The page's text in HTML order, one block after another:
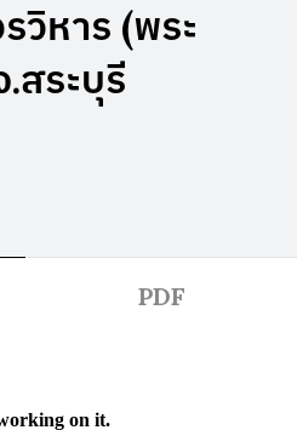
วิหาร (พระ
สระบุรี
PDF